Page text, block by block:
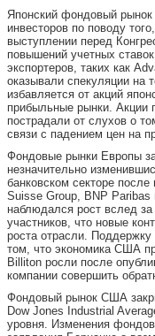
Японский фондовый рынок
инвесторов по поводу
выступлении перед
повышений учетных
экспортеров, таких как
оказывали спекуляции на
избавляется от акций
прибыльные рынки. Акции
пострадали от слухов о
связи с падением цен на
Фондовые рынки Европы
незначительно
банковском секторе
Suisse Group, BNP Paribas
наблюдался рост вслед
участников, что новые
роста отрасли.
том, что экономика США
Billiton росли после
компании совершить
Фондовый рынок США
Dow Jones Industrial
уровня. Изменения